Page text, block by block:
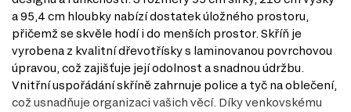
a 95,4 cm hloubky nabízí dostatek úložného prostoru,
přičemž se skvěle hodí i do menších prostor. Skříň je
vyrobena z kvalitní dřevotřísky s laminovanou povrchovou
úpravou, což zajišťuje její odolnost a snadnou údržbu.
Vnitřní uspořádání skříně zahrnuje police a tyč na oblečení,
což usnadňuje organizaci vašich věcí. Díky venkovskému